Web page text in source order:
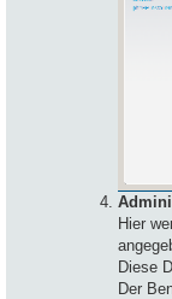
Hier
Diese
Der